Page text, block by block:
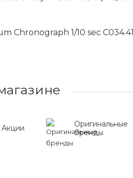
Chronograph 1/10 sec
Оригинальные
бренды